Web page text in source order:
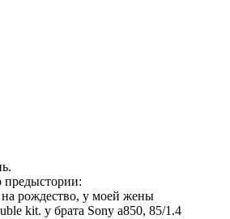
предыстории:
на рождество, у моей жены
kit. у брата Sony a850, 85/1.4